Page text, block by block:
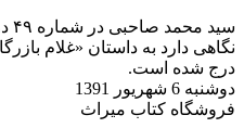
نگاهی دارد به داستان «غلام
درج شده است.
دوشنبه 6 شهریور 1391
فروشگاه کتاب میراث